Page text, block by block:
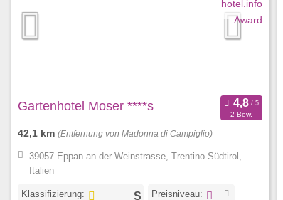
Gartenhotel Moser ****s
2 Bew.
42,1 km (Entfernung von Madonna di Campiglio)
39057 Eppan an der Weinstrasse, Trentino-Südtirol,
Italien
Klassifizierung: Preisniveau: